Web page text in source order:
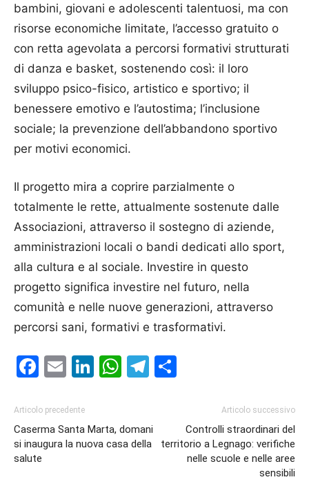
bambini, giovani e adolescenti talentuosi, ma con
risorse economiche limitate, l’accesso gratuito o
con retta agevolata a percorsi formativi strutturati
di danza e basket, sostenendo così: il loro
sviluppo psico-fisico, artistico e sportivo; il
benessere emotivo e l’autostima; l’inclusione
sociale; la prevenzione dell’abbandono sportivo
per motivi economici.
Il progetto mira a coprire parzialmente o
totalmente le rette, attualmente sostenute dalle
Associazioni, attraverso il sostegno di aziende,
amministrazioni locali o bandi dedicati allo sport,
alla cultura e al sociale. Investire in questo
progetto significa investire nel futuro, nella
comunità e nelle nuove generazioni, attraverso
percorsi sani, formativi e trasformativi.
Facebook
EmailLinkedIn
WhatsApp
Telegram
Articolo precedente
Caserma Santa Marta, domani
si inaugura la nuova casa della
salute
Articolo successivo
Controlli straordinari del
territorio a Legnago: verifiche
nelle scuole e nelle aree
sensibili